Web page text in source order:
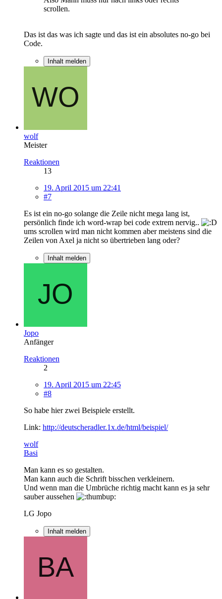
scrollen.
Das ist das was ich sagte und das ist ein absolutes no-go bei
Code.
Inhalt melden
wolf
Meister
Reaktionen
13
19. April 2015 um 22:41
#7
Es ist ein no-go solange die Zeile nicht mega lang ist,
persönlich finde ich word-wrap bei code extrem nervig..
ums scrollen wird man nicht kommen aber meistens sind die
Zeilen von Axel ja nicht so übertrieben lang oder?
Inhalt melden
Jopo
Anfänger
Reaktionen
2
19. April 2015 um 22:45
#8
So habe hier zwei Beispiele erstellt.
Link: http://deutscheradler.1x.de/html/beispiel/
wolf
Basi
Man kann es so gestalten.
Man kann auch die Schrift bisschen verkleinern.
Und wenn man die Umbrüche richtig macht kann es ja sehr
sauber aussehen
LG Jopo
Inhalt melden